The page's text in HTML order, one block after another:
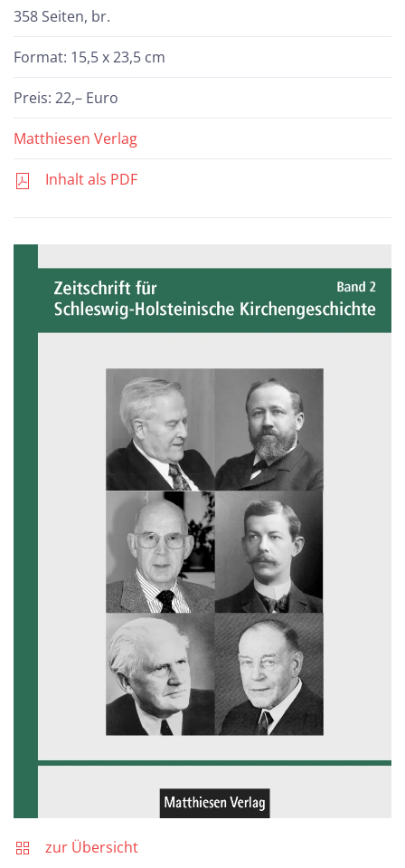
358 Seiten, br.
Format: 15,5 x 23,5 cm
Preis: 22,– Euro
Matthiesen Verlag
Inhalt als PDF
zur Übersicht